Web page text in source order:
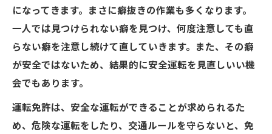
になってきます。まさに癖抜きの作業も多くなります。
一人では見つけられない癖を見つけ、何度注意しても直
らない癖を注意し続けて直していきます。また、その癖
が安全ではないため、結果的に安全運転を見直しいい機
会でもあります。
運転免許は、安全な運転ができることが求められるた
め、危険な運転をしたり、交通ルールを守らないと、免